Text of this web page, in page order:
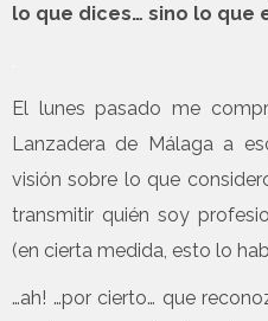
lo que dices… sino lo
El lunes pasado me
Lanzadera de Málaga a
visión sobre lo que
transmitir quién soy
(en cierta medida, esto lo
…ah! …por cierto… que